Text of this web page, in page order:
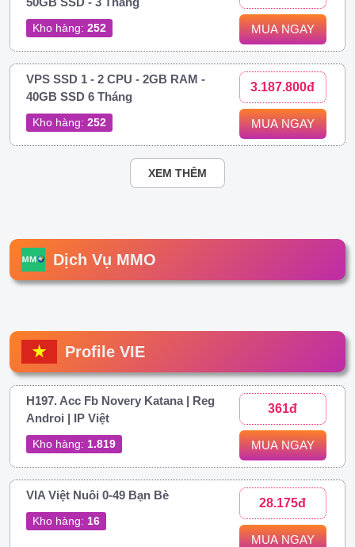
Kho hàng: 252 MUA NGAY
VPS SSD 1 - 2 CPU - 2GB RAM -
40GB SSD 6 Tháng
Kho hàng: 252
3.187.800đ
MUA NGAY
XEM THÊM
Dịch Vụ MMO
Profile VIE
H197. Acc Fb Novery Katana | Reg
Androi | IP Việt
Kho hàng: 1.819
361đ
MUA NGAY
VIA Việt Nuôi 0-49 Bạn Bè
Kho hàng: 16
28.175đ
MUA NGAY